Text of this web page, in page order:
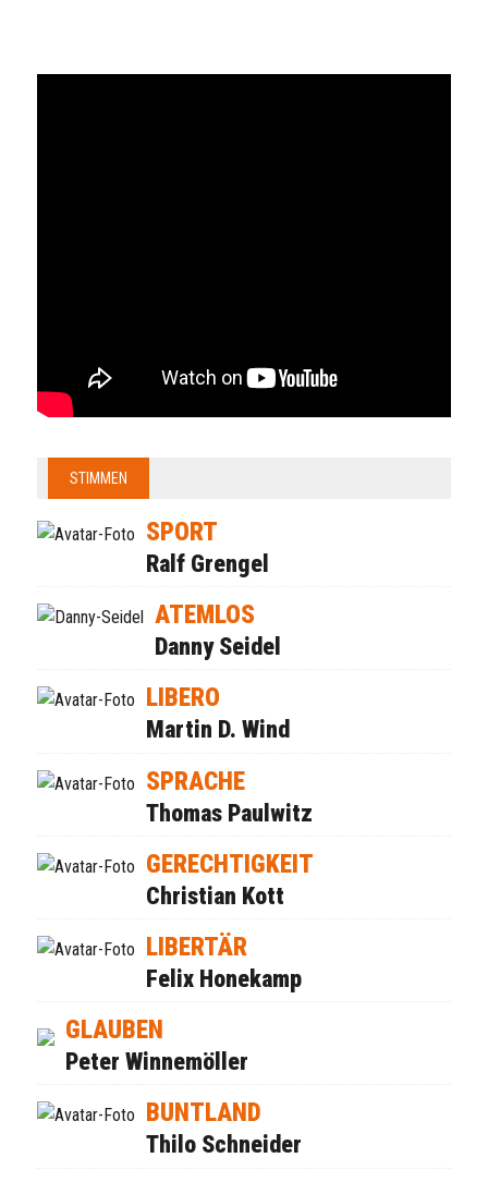
STIMMEN
SPORT
Ralf Grengel
ATEMLOS
Danny Seidel
LIBERO
Martin D. Wind
SPRACHE
Thomas Paulwitz
GERECHTIGKEIT
Christian Kott
LIBERTÄR
Felix Honekamp
GLAUBEN
Peter Winnemöller
BUNTLAND
Thilo Schneider